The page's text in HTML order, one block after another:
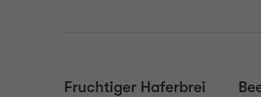
Fruchtiger Haferbrei